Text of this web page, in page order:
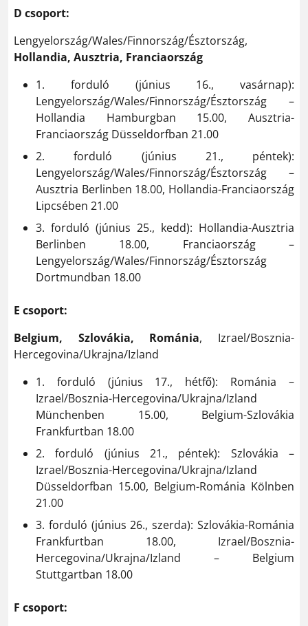
D csoport:
Lengyelország/Wales/Finnország/Észtország,
Hollandia, Ausztria, Franciaország
1. forduló (június 16., vasárnap):
Lengyelország/Wales/Finnország/Észtország –
Hollandia Hamburgban 15.00, Ausztria-
Franciaország Düsseldorfban 21.00
2. forduló (június 21., péntek):
Lengyelország/Wales/Finnország/Észtország –
Ausztria Berlinben 18.00, Hollandia-Franciaország
Lipcsében 21.00
3. forduló (június 25., kedd): Hollandia-Ausztria
Berlinben 18.00, Franciaország –
Lengyelország/Wales/Finnország/Észtország
Dortmundban 18.00
E csoport:
Belgium, Szlovákia, Románia, Izrael/Bosznia-
Hercegovina/Ukrajna/Izland
1. forduló (június 17., hétfő): Románia –
Izrael/Bosznia-Hercegovina/Ukrajna/Izland
Münchenben 15.00, Belgium-Szlovákia
Frankfurtban 18.00
2. forduló (június 21., péntek): Szlovákia –
Izrael/Bosznia-Hercegovina/Ukrajna/Izland
Düsseldorfban 15.00, Belgium-Románia Kölnben
21.00
3. forduló (június 26., szerda): Szlovákia-Románia
Frankfurtban 18.00, Izrael/Bosznia-
Hercegovina/Ukrajna/Izland – Belgium
Stuttgartban 18.00
F csoport: